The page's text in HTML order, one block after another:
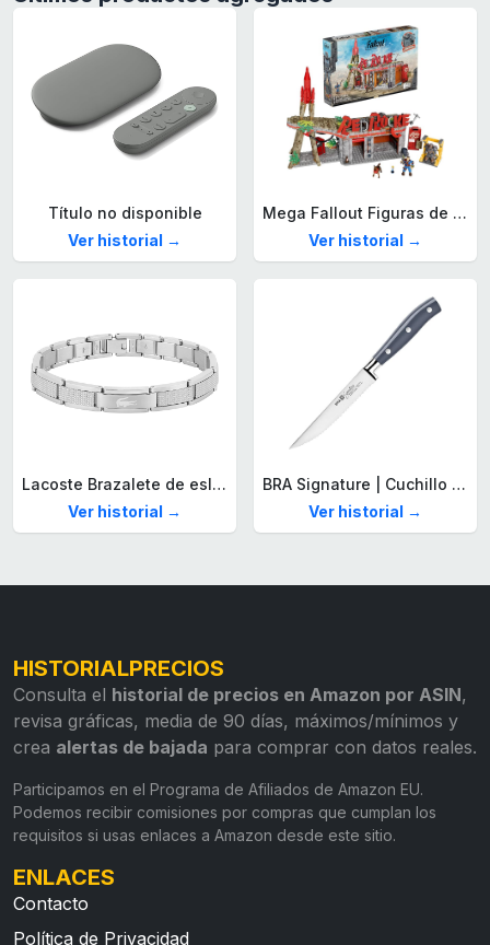
Título no disponible
Ver historial →
Mega Fallout Figuras de acción y Juguetes de construcción, Parada de Camiones Red Rocket con 824 Piezas, 2 Personajes articulados y Accesorios, para coleccionistas, HXT00
Ver historial →
Lacoste Brazalete de eslabón para Hombre Colección STENCIL de Acero inoxidable
Ver historial →
BRA Signature | Cuchillo tomatero 120 mm, Acero Inoxidable alemán forjado con Molibdeno Vanadio, Mango Remachado ABS, Diseño Ergonómico, Hoja 1,6 mm espesor
Ver historial →
HISTORIALPRECIOS
Consulta el historial de precios en Amazon por ASIN,
revisa gráficas, media de 90 días, máximos/mínimos y
crea alertas de bajada para comprar con datos reales.
Participamos en el Programa de Afiliados de Amazon EU.
Podemos recibir comisiones por compras que cumplan los
requisitos si usas enlaces a Amazon desde este sitio.
ENLACES
Contacto
Política de Privacidad